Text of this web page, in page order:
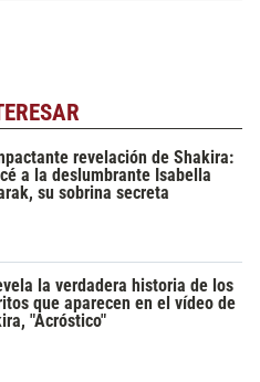
revelación de Shakira:
a la deslumbrante Isabella
su sobrina secreta
la verdadera historia de los
que aparecen en el vídeo de
"Acróstico"